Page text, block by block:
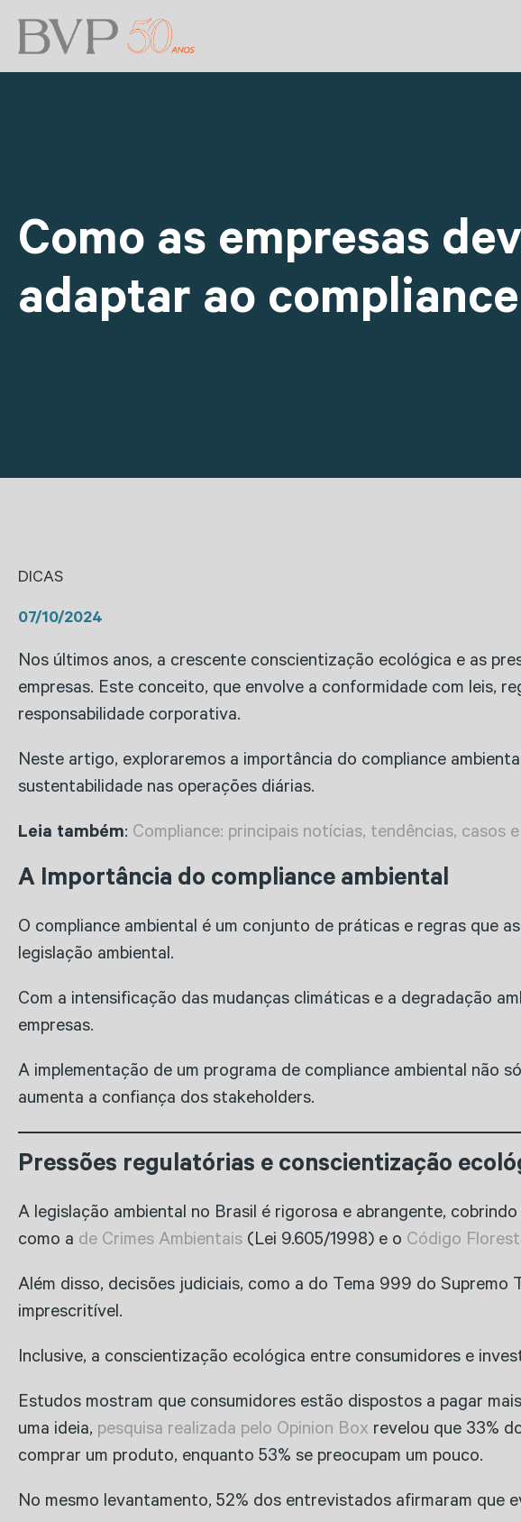
Como as empresas
adaptar ao
DICAS
07/10/2024
Nos últimos anos, a crescente conscientização ecológica e as
empresas. Este conceito, que envolve a conformidade com leis,
responsabilidade corporativa.
Neste artigo, exploraremos a importância do compliance
sustentabilidade nas operações diárias.
Leia também: Compliance: principais notícias, tendências, casos
A Importância do compliance ambiental
O compliance ambiental é um conjunto de práticas e regras que
legislação ambiental.
Com a intensificação das mudanças climáticas e a degradação
empresas.
A implementação de um programa de compliance ambiental não
aumenta a confiança dos stakeholders.
Pressões regulatórias e conscientização
A legislação ambiental no Brasil é rigorosa e abrangente,
como a de Crimes Ambientais (Lei 9.605/1998) e o Código
Além disso, decisões judiciais, como a do Tema 999 do
imprescritível.
Inclusive, a conscientização ecológica entre consumidores e
Estudos mostram que consumidores estão dispostos a pagar
uma ideia, pesquisa realizada pelo Opinion Box revelou que 33%
comprar um produto, enquanto 53% se preocupam um pouco.
No mesmo levantamento, 52% dos entrevistados afirmaram que